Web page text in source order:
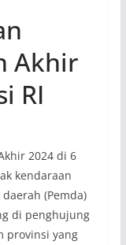
Akhir
RI
2024 di 6
kendaraan
(Pemda)
di penghujung
provinsi yang